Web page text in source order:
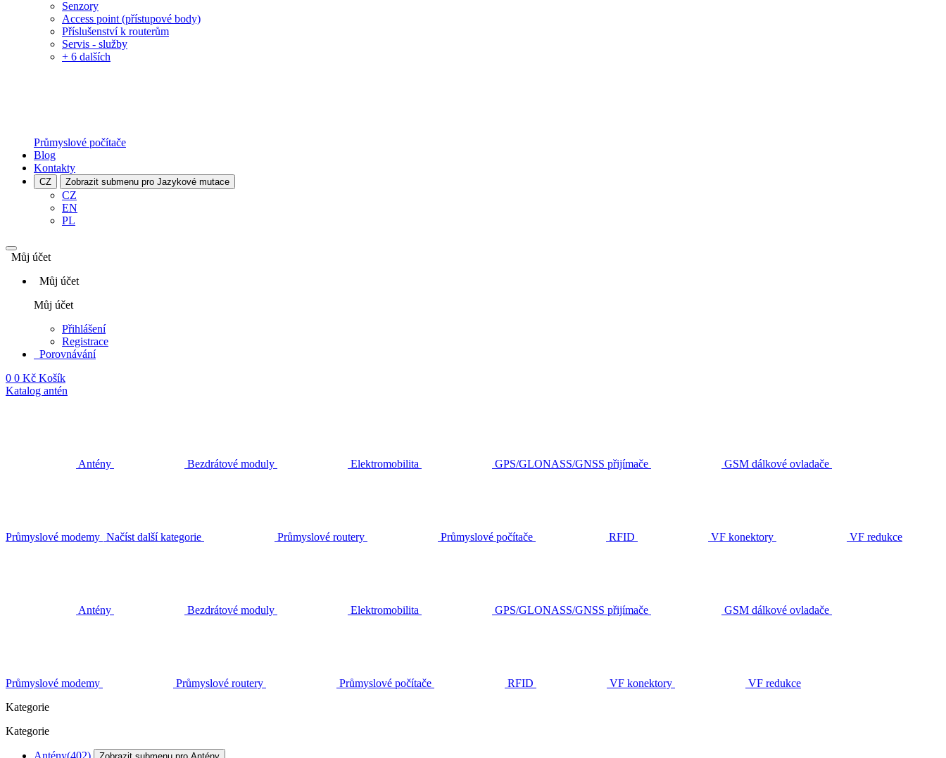
Senzory
Access point (přístupové body)
Příslušenství k routerům
Servis - služby
+ 6 dalších
Průmyslové počítače
Blog
Kontakty
CZ Zobrazit submenu pro Jazykové mutace
CZ
EN
PL
Můj účet
Můj účet
Můj účet
Přihlášení
Registrace
Porovnávání
0 0 Kč Košík
Katalog antén
Antény Bezdrátové moduly Elektromobilita GPS/GLONASS/GNSS přijímače GSM dálkové ovladače
Průmyslové modemy Načíst další kategorie Průmyslové routery Průmyslové počítače RFID VF konektory VF redukce
Antény Bezdrátové moduly Elektromobilita GPS/GLONASS/GNSS přijímače GSM dálkové ovladače
Průmyslové modemy Průmyslové routery Průmyslové počítače RFID VF konektory
VF redukce
Kategorie
Kategorie
Antény(402)